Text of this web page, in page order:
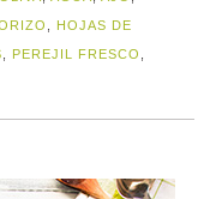
HOJAS DE
PEREJIL FRESCO